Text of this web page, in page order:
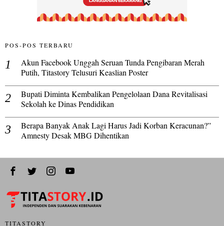
POS-POS TERBARU
Akun Facebook Unggah Seruan Tunda Pengibaran Merah
Putih, Titastory Telusuri Keaslian Poster
Bupati Diminta Kembalikan Pengelolaan Dana Revitalisasi
Sekolah ke Dinas Pendidikan
Berapa Banyak Anak Lagi Harus Jadi Korban Keracunan?”
Amnesty Desak MBG Dihentikan
TITASTORY